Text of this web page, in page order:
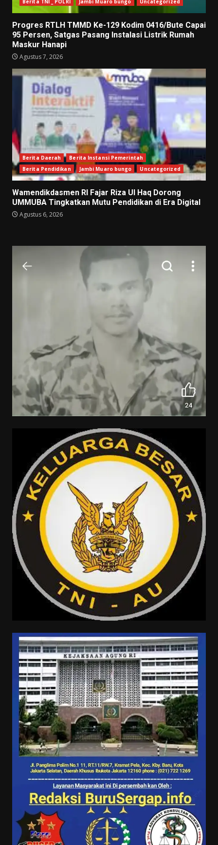
Berita TNI _ POLRI Jambi Muaro bungo Uncategorized
Progres RTLH TMMD Ke-129 Kodim 0416/Bute Capai
95 Persen, Satgas Pasang Instalasi Listrik Rumah
Maskur Hanapi
Agustus 7, 2026
Berita Daerah
Berita Instansi Pemerintah
Berita Pendidikan
Jambi Muaro bungo Uncategorized
Wamendikdasmen RI Fajar Riza Ul Haq Dorong
UMMUBA Tingkatkan Mutu Pendidikan di Era Digital
Agustus 6, 2026